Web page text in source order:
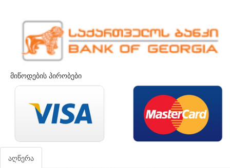
მიწოდების პირობები
აღწერა